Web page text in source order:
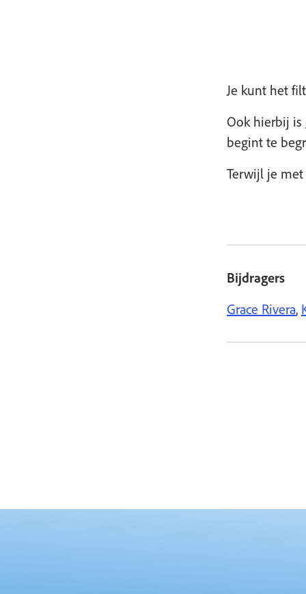
Je kunt het
Ook hierbij is
begint te
Terwijl je
Bijdragers
Grace Rivera,